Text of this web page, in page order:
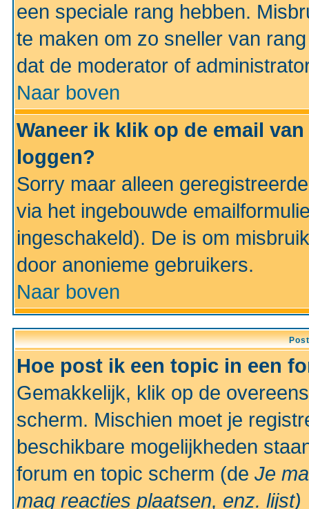
een speciale rang hebben.
te maken om zo sneller van
dat de moderator of
Naar boven
Waneer ik klik op de email
loggen?
Sorry maar alleen
via het ingebouwde
ingeschakeld). De is om
door anonieme gebruikers.
Naar boven
Hoe post ik een topic in een
Gemakkelijk, klik op de
scherm. Mischien moet je
beschikbare mogelijkheden
forum en topic scherm (de Je
mag reacties plaatsen, enz. lijst)